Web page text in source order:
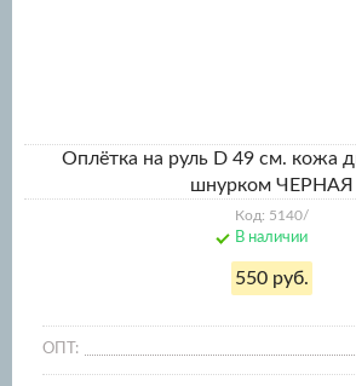
Оплётка на руль D 49 см. кожа
шнурком ЧЕРНАЯ
Код: 5140/
В наличии
550 руб.
ОПТ: